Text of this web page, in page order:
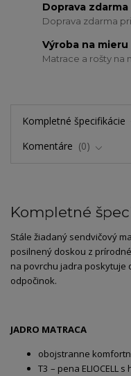
Doprava zdarma
Doprava zdarma
Výroba na mieru
Matrace a rošty na
Kompletné špecifikácie
Komentáre
0
Kompletné
Stále žiadaný sendvičový
posilnený doskou z
na povrchu jadra
odpočinok.
JADRO MATRACA
obojstranne
T3 – pena ELIOCELL